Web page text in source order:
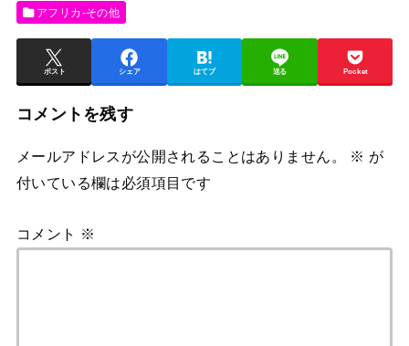
アフリカ-その他
ポスト シェア はてブ 送る Pocket
コメントを残す
メールアドレスが公開されることはありません。 ※ が
付いている欄は必須項目です
コメント ※